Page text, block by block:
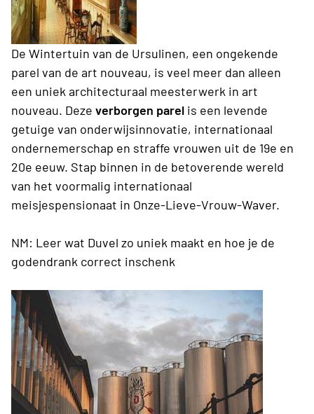
De Wintertuin van de Ursulinen, een ongekende
parel van de art nouveau, is veel meer dan alleen
een uniek architecturaal meesterwerk in art
nouveau. Deze verborgen parel is een levende
getuige van onderwijsinnovatie, internationaal
ondernemerschap en straffe vrouwen uit de 19e en
20e eeuw. Stap binnen in de betoverende wereld
van het voormalig internationaal
meisjespensionaat in Onze-Lieve-Vrouw-Waver.
NM: Leer wat Duvel zo uniek maakt en hoe je de
godendrank correct inschenk